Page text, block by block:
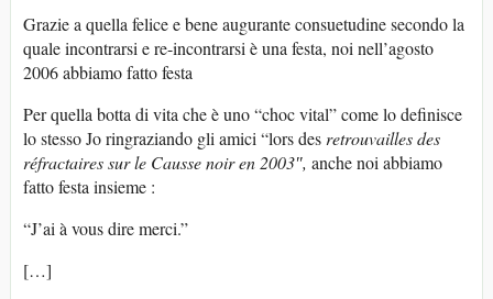
Grazie a quella felice e bene augurante consuetudine secondo la
quale incontrarsi e re-incontrarsi è una festa, noi nell’agosto
2006 abbiamo fatto festa
Per quella botta di vita che è uno “choc vital” come lo definisce
lo stesso Jo ringraziando gli amici “lors desretrouvailles des
réfractaires sur le Causse noir en 2003″, anche noi abbiamo
fatto festa insieme :
“J’ai à vous dire merci.”
[…]